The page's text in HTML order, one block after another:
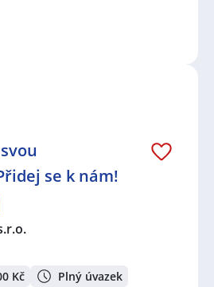
se k nám!
Kč Plný úvazek